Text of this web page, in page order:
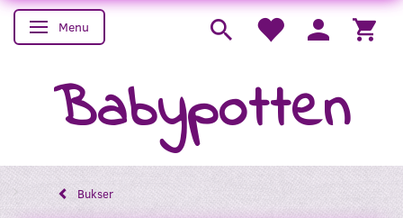
Skifte navigation
Menu
Babypotten
Bukser